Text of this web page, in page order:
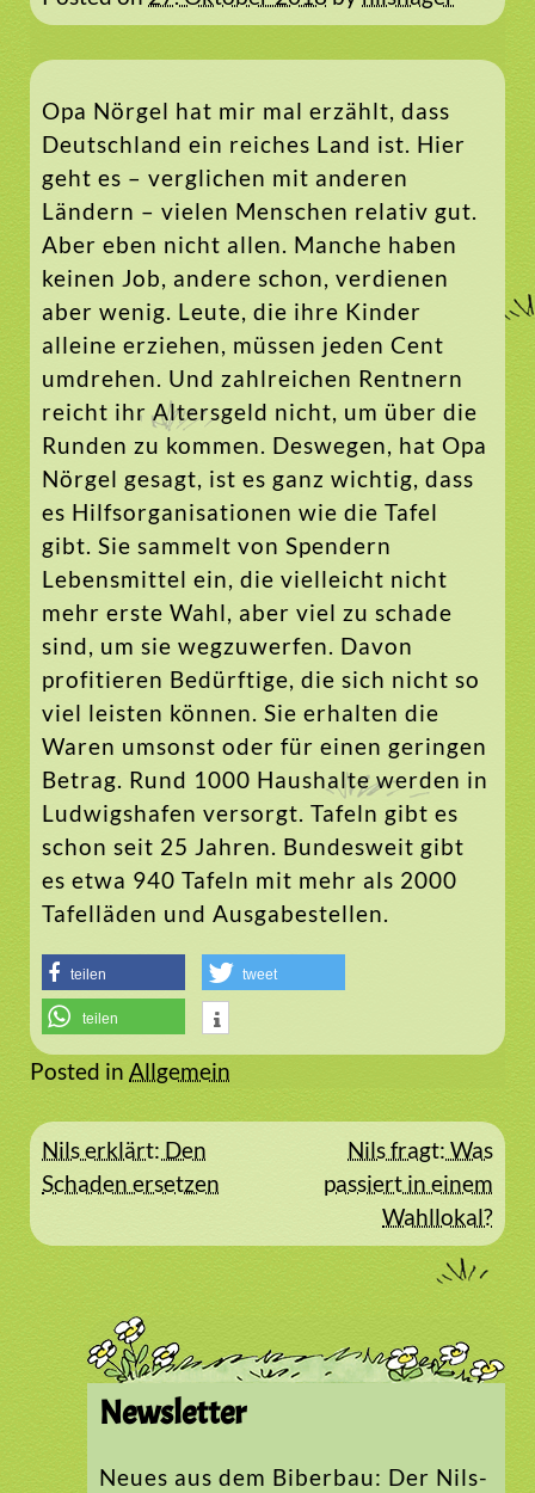
Opa Nörgel hat mir mal erzählt, dass
Deutschland ein reiches Land ist. Hier
geht es – verglichen mit anderen
Ländern – vielen Menschen relativ gut.
Aber eben nicht allen. Manche haben
keinen Job, andere schon, verdienen
aber wenig. Leute, die ihre Kinder
alleine erziehen, müssen jeden Cent
umdrehen. Und zahlreichen Rentnern
reicht ihr Altersgeld nicht, um über die
Runden zu kommen. Deswegen, hat Opa
Nörgel gesagt, ist es ganz wichtig, dass
es Hilfsorganisationen wie die Tafel
gibt. Sie sammelt von Spendern
Lebensmittel ein, die vielleicht nicht
mehr erste Wahl, aber viel zu schade
sind, um sie wegzuwerfen. Davon
profitieren Bedürftige, die sich nicht so
viel leisten können. Sie erhalten die
Waren umsonst oder für einen geringen
Betrag. Rund 1000 Haushalte werden in
Ludwigshafen versorgt. Tafeln gibt es
schon seit 25 Jahren. Bundesweit gibt
es etwa 940 Tafeln mit mehr als 2000
Tafelläden und Ausgabestellen.
teilen tweet
teilen
Posted in Allgemein
Beitragsnavigation
Nils erklärt: Den
Schaden ersetzen
Nils fragt: Was
passiert in einem
Wahllokal?
Newsletter
Neues aus dem Biberbau: Der Nils-